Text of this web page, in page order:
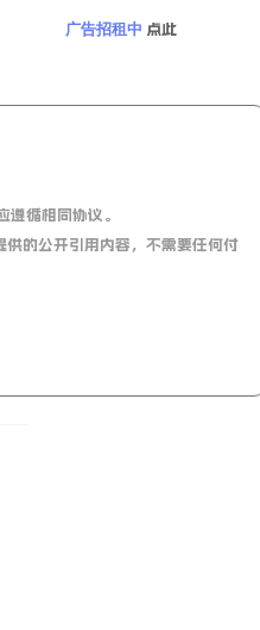
；
币)债务；俄副外长：俄朝合
明年可停战；乌军人士：乌
领土；
广告招租中 点此
循相同协议。
的公开引用内容，不需要任何付